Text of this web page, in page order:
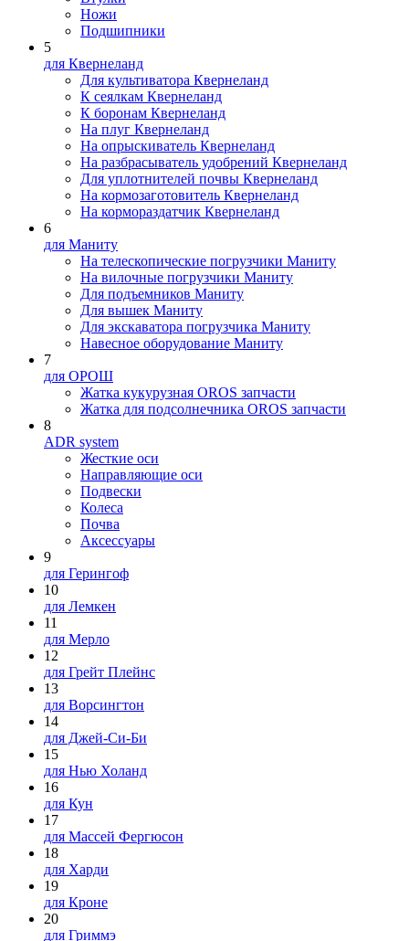
Ножи
Подшипники
5
для Квернеланд
Для культиватора Квернеланд
К сеялкам Квернеланд
К боронам Квернеланд
На плуг Квернеланд
На опрыскиватель Квернеланд
На разбрасыватель удобрений Квернеланд
Для уплотнителей почвы Квернеланд
На кормозаготовитель Квернеланд
На кормораздатчик Квернеланд
6
для Маниту
На телескопические погрузчики Маниту
На вилочные погрузчики Маниту
Для подъемников Маниту
Для вышек Маниту
Для экскаватора погрузчика Маниту
Навесное оборудование Маниту
7
для ОРОШ
Жатка кукурузная OROS запчасти
Жатка для подсолнечника OROS запчасти
8
ADR system
Жесткие оси
Направляющие оси
Подвески
Колеса
Почва
Аксессуары
9
для Герингоф
10
для Лемкен
11
для Мерло
12
для Грейт Плейнс
13
для Ворсингтон
14
для Джей-Си-Би
15
для Нью Холанд
16
для Кун
17
для Массей Фергюсон
18
для Харди
19
для Кроне
20
для Гриммэ